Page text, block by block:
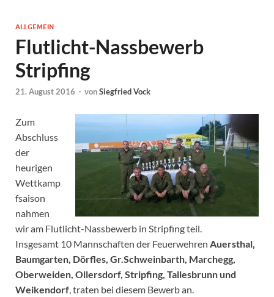
ALLGEMEIN
Flutlicht-Nassbewerb
Stripfing
21. August 2016 - vonSiegfried Vock
Zum
Abschluss
der
heurigen
Wettkamp
fsaison
nahmen
wir am Flutlicht-Nassbewerb in Stripfing teil.
Insgesamt 10 Mannschaften der Feuerwehren Auersthal,
Baumgarten, Dörfles, Gr.Schweinbarth, Marchegg,
Oberweiden, Ollersdorf, Stripfing, Tallesbrunn und
Weikendorf, traten bei diesem Bewerb an.